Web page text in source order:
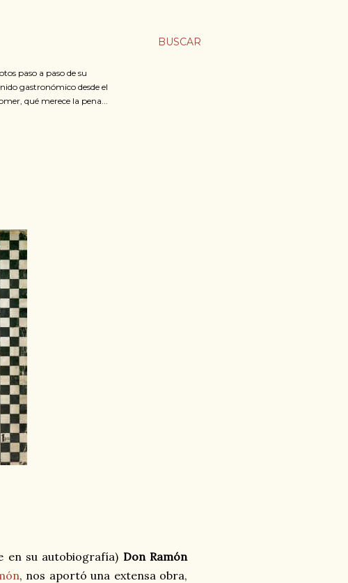
BUSCAR
paso a paso de su
gastronómico desde el
qué merece la pena...
en su autobiografía) Don Ramón
, nos aportó una extensa obra,